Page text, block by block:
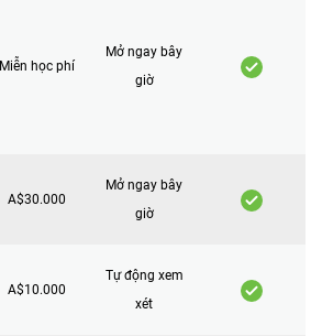
Miễn học phí
Mở ngay bây
giờ
A$30.000
Mở ngay bây
giờ
A$10.000
Tự động xem
xét